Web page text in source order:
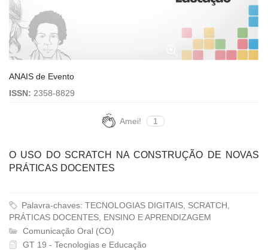
ANAIS de Evento
ISSN: 2358-8829
Amei! 1
O USO DO SCRATCH NA CONSTRUÇÃO DE NOVAS
PRÁTICAS DOCENTES
Palavra-chaves: TECNOLOGIAS DIGITAIS, SCRATCH,
PRÁTICAS DOCENTES, ENSINO E APRENDIZAGEM
Comunicação Oral (CO)
GT 19 - Tecnologias e Educação